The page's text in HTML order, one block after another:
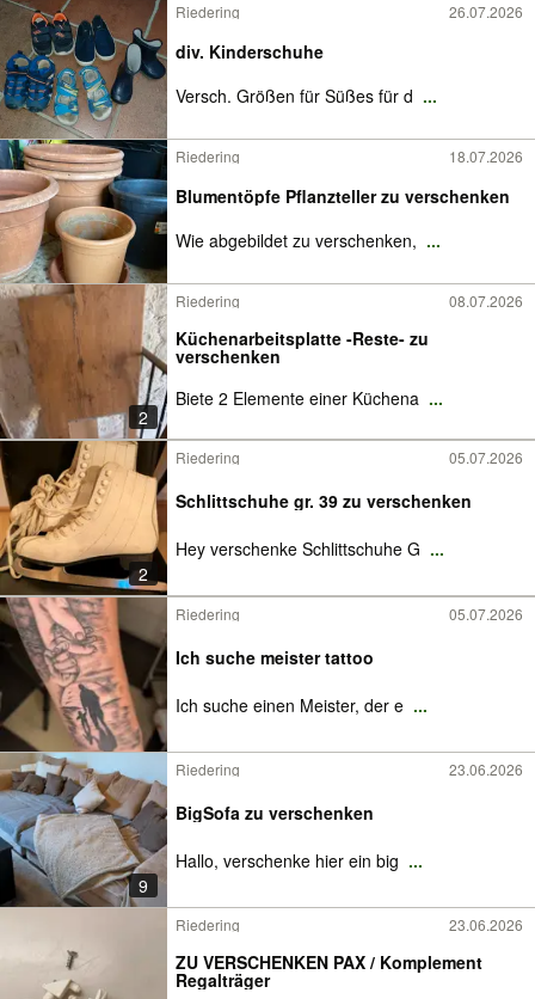
Riedering 26.07.2026
div. Kinderschuhe
Versch. Größen für Süßes für d ...
Riedering 18.07.2026
Blumentöpfe Pflanzteller zu verschenken
Wie abgebildet zu verschenken, ...
2
Riedering 08.07.2026
Küchenarbeitsplatte -Reste- zu
verschenken
Biete 2 Elemente einer Küchena ...
2
Riedering 05.07.2026
Schlittschuhe gr. 39 zu verschenken
Hey verschenke Schlittschuhe G ...
Riedering 05.07.2026
Ich suche meister tattoo
Ich suche einen Meister, der e ...
9
Riedering 23.06.2026
BigSofa zu verschenken
Hallo, verschenke hier ein big ...
Riedering 23.06.2026
ZU VERSCHENKEN PAX / Komplement
Regalträger